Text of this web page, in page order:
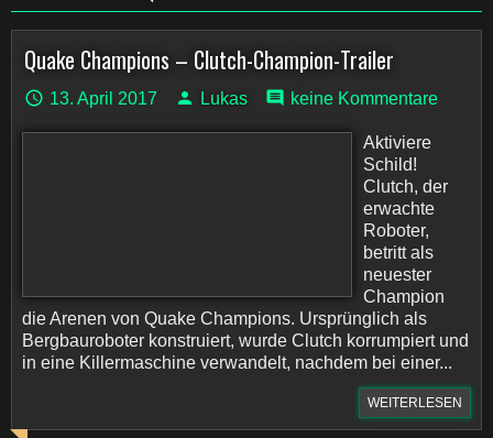
Quake Champions – Clutch-Champion-Trailer
13. April 2017 Lukas keine Kommentare
Aktiviere
Schild!
Clutch, der
erwachte
Roboter,
betritt als
neuester
Champion
die Arenen von Quake Champions. Ursprünglich als
Bergbauroboter konstruiert, wurde Clutch korrumpiert und
in eine Killermaschine verwandelt, nachdem bei einer...
WEITERLESEN